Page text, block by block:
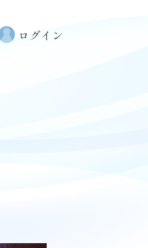
ログイン